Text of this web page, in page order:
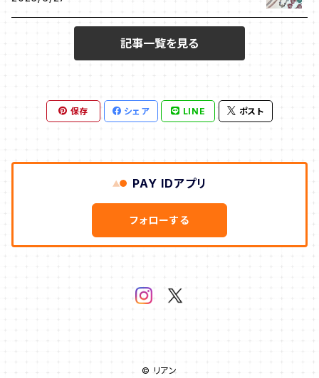
記事一覧を見る
保存 シェア LINE ポスト
PAY IDアプリ
フォローする
© リアン